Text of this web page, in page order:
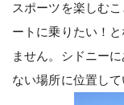
スポーツを楽しむ
ートに乗りたい！
ません。シドニー
ない場所に位置して